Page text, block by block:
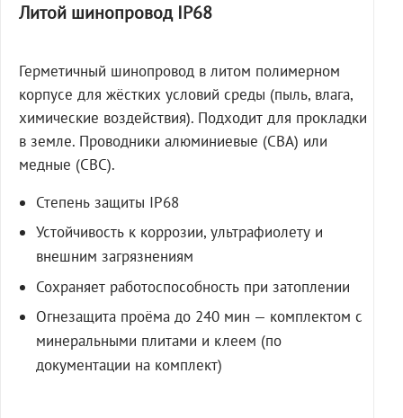
Литой шинопровод IP68
Герметичный шинопровод в литом полимерном
корпусе для жёстких условий среды (пыль, влага,
химические воздействия). Подходит для прокладки
в земле. Проводники алюминиевые (СВА) или
медные (СВС).
Степень защиты IP68
Устойчивость к коррозии, ультрафиолету и
внешним загрязнениям
Сохраняет работоспособность при затоплении
Огнезащита проёма до 240 мин — комплектом с
минеральными плитами и клеем (по
документации на комплект)